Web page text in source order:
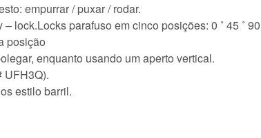
empurrar / puxar / rodar.
lock.Locks parafuso em cinco posições: 0 ˚ 45 ˚ 90
posição
enquanto usando um aperto vertical.
UFH3Q).
estilo barril.